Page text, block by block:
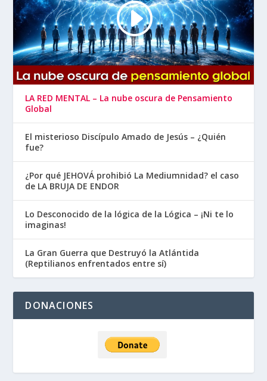
LA RED MENTAL – La nube oscura de Pensamiento
Global
El misterioso Discípulo Amado de Jesús – ¿Quién
fue?
¿Por qué JEHOVÁ prohibió La Mediumnidad? el caso
de LA BRUJA DE ENDOR
Lo Desconocido de la lógica de la Lógica – ¡Ni te lo
imaginas!
La Gran Guerra que Destruyó la Atlántida
(Reptilianos enfrentados entre sí)
DONACIONES